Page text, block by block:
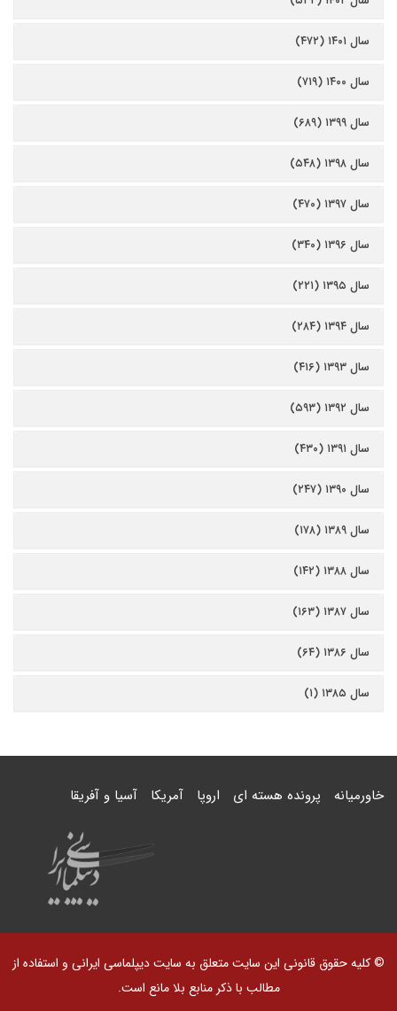
سال ۱۴۰۱ (۴۷۲)
سال ۱۴۰۰ (۷۱۹)
سال ۱۳۹۹ (۶۸۹)
سال ۱۳۹۸ (۵۴۸)
سال ۱۳۹۷ (۴۷۰)
سال ۱۳۹۶ (۳۴۰)
سال ۱۳۹۵ (۲۲۱)
سال ۱۳۹۴ (۲۸۴)
سال ۱۳۹۳ (۴۱۶)
سال ۱۳۹۲ (۵۹۳)
سال ۱۳۹۱ (۴۳۰)
سال ۱۳۹۰ (۲۴۷)
سال ۱۳۸۹ (۱۷۸)
سال ۱۳۸۸ (۱۴۲)
سال ۱۳۸۷ (۱۶۳)
سال ۱۳۸۶ (۶۴)
سال ۱۳۸۵ (۱)
خاورمیانه پرونده هسته ای اروپا آمریکا آسیا و آفریقا
© کلیه حقوق قانونی این سایت متعلق به سایت دیپلماسی ایرانی و استفاده از
مطالب با ذکر منابع بلا مانع است.